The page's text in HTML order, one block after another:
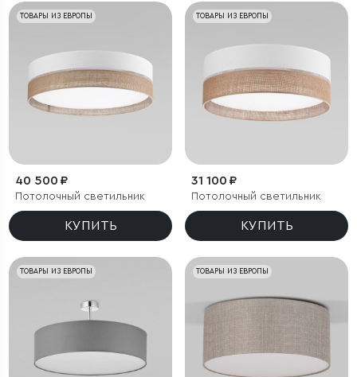
ТОВАРЫ ИЗ ЕВРОПЫ
40 500 ₽
Потолочный светильник
КУПИТЬ
ТОВАРЫ ИЗ ЕВРОПЫ
31 100 ₽
Потолочный светильник
КУПИТЬ
ТОВАРЫ ИЗ ЕВРОПЫ ТОВАРЫ ИЗ ЕВРОПЫ